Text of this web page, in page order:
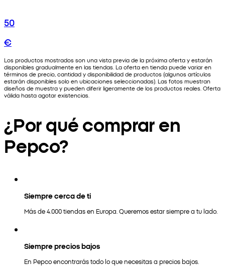
50
€
Los productos mostrados son una vista previa de la próxima oferta y estarán
disponibles gradualmente en las tiendas. La oferta en tienda puede variar en
términos de precio, cantidad y disponibilidad de productos (algunos artículos
estarán disponibles solo en ubicaciones seleccionadas). Las fotos muestran
diseños de muestra y pueden diferir ligeramente de los productos reales. Oferta
válida hasta agotar existencias.
¿Por qué comprar en
Pepco?
Siempre cerca de ti
Más de 4.000 tiendas en Europa. Queremos estar siempre a tu lado.
Siempre precios bajos
En Pepco encontrarás todo lo que necesitas a precios bajos.